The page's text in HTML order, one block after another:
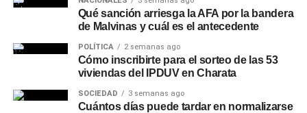
complementarse con los pronósticos diarios y semanales,
por lo que recomiendan seguir las actualizaciones del
SMN a medida que se acerquen la primavera y el verano.
Qué sanción arriesga la AFA por la bandera
de Malvinas y cuál es el antecedente
POLÍTICA 2 semanas ago
Cómo inscribirte para el sorteo de las 53
viviendas del IPDUV en Charata
SOCIEDAD 3 semanas ago
Cuántos días puede tardar en normalizarse